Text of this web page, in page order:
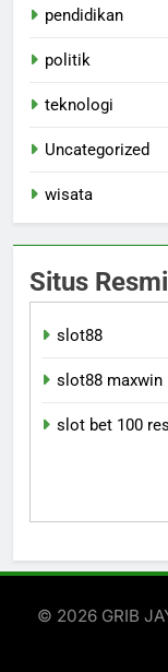
pendidikan
politik
teknologi
Uncategorized
wisata
Situs Resmi
slot88
slot88 maxwin
slot bet 100
© 2026 GRIB